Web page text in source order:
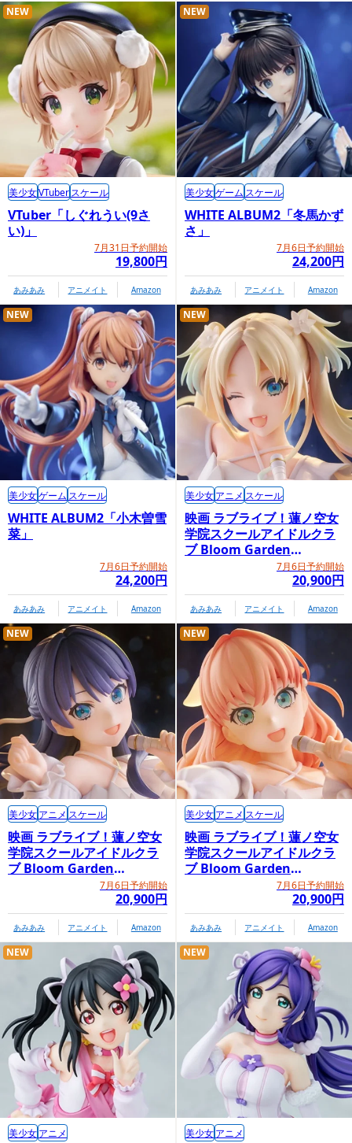
KADOKAWA ECサイト限定：にっこ
り顔パーツ
VTuber「しぐれうい(9さ
い)」
7月31日予約開始
19,800円
NEW
美少女VTuberスケール
あみあみ アニメイト Amazon
WHITE ALBUM2「冬馬かず
さ」
7月6日予約開始
24,200円
NEW
美少女ゲーム スケール
あみあみ アニメイト Amazon
WHITE ALBUM2「小木曽雪
菜」
7月6日予約開始
24,200円
NEW
美少女ゲーム スケール
あみあみ アニメイト Amazon
映画 ラブライブ！蓮ノ空女
学院スクールアイドルクラ
ブ Bloom Garden
Party「大沢瑠璃乃」7月6日予約開始
20,900円
NEW
美少女アニメ スケール
あみあみ アニメイト Amazon
映画 ラブライブ！蓮ノ空女
学院スクールアイドルクラ
ブ Bloom Garden
Party「村野さやか」7月6日予約開始
20,900円
NEW
美少女アニメ スケール
あみあみ アニメイト Amazon
映画 ラブライブ！蓮ノ空女
学院スクールアイドルクラ
ブ Bloom Garden
Party「日野下花帆」7月6日予約開始
20,900円
NEW
美少女アニメ スケール
あみあみ アニメイト Amazon
NEW
美少女アニメ
NEW
美少女アニメ